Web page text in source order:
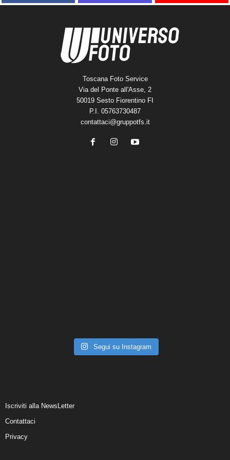
Toscana Foto Service
Via del Ponte all'Asse, 2
50019 Sesto Fiorentino FI
P.I. 05763730487
contattaci@gruppotfs.it
Segui su Instagram
Iscriviti alla NewsLetter
Contattaci
Privacy